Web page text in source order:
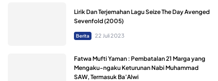
Lirik Dan Terjemahan Lagu Seize The Day Avenged
Sevenfold (2005)
Berita 22 Juli 2023
Fatwa Mufti Yaman : Pembatalan 21 Marga yang
Mengaku-ngaku Keturunan Nabi Muhammad
SAW, Termasuk Ba’Alwi